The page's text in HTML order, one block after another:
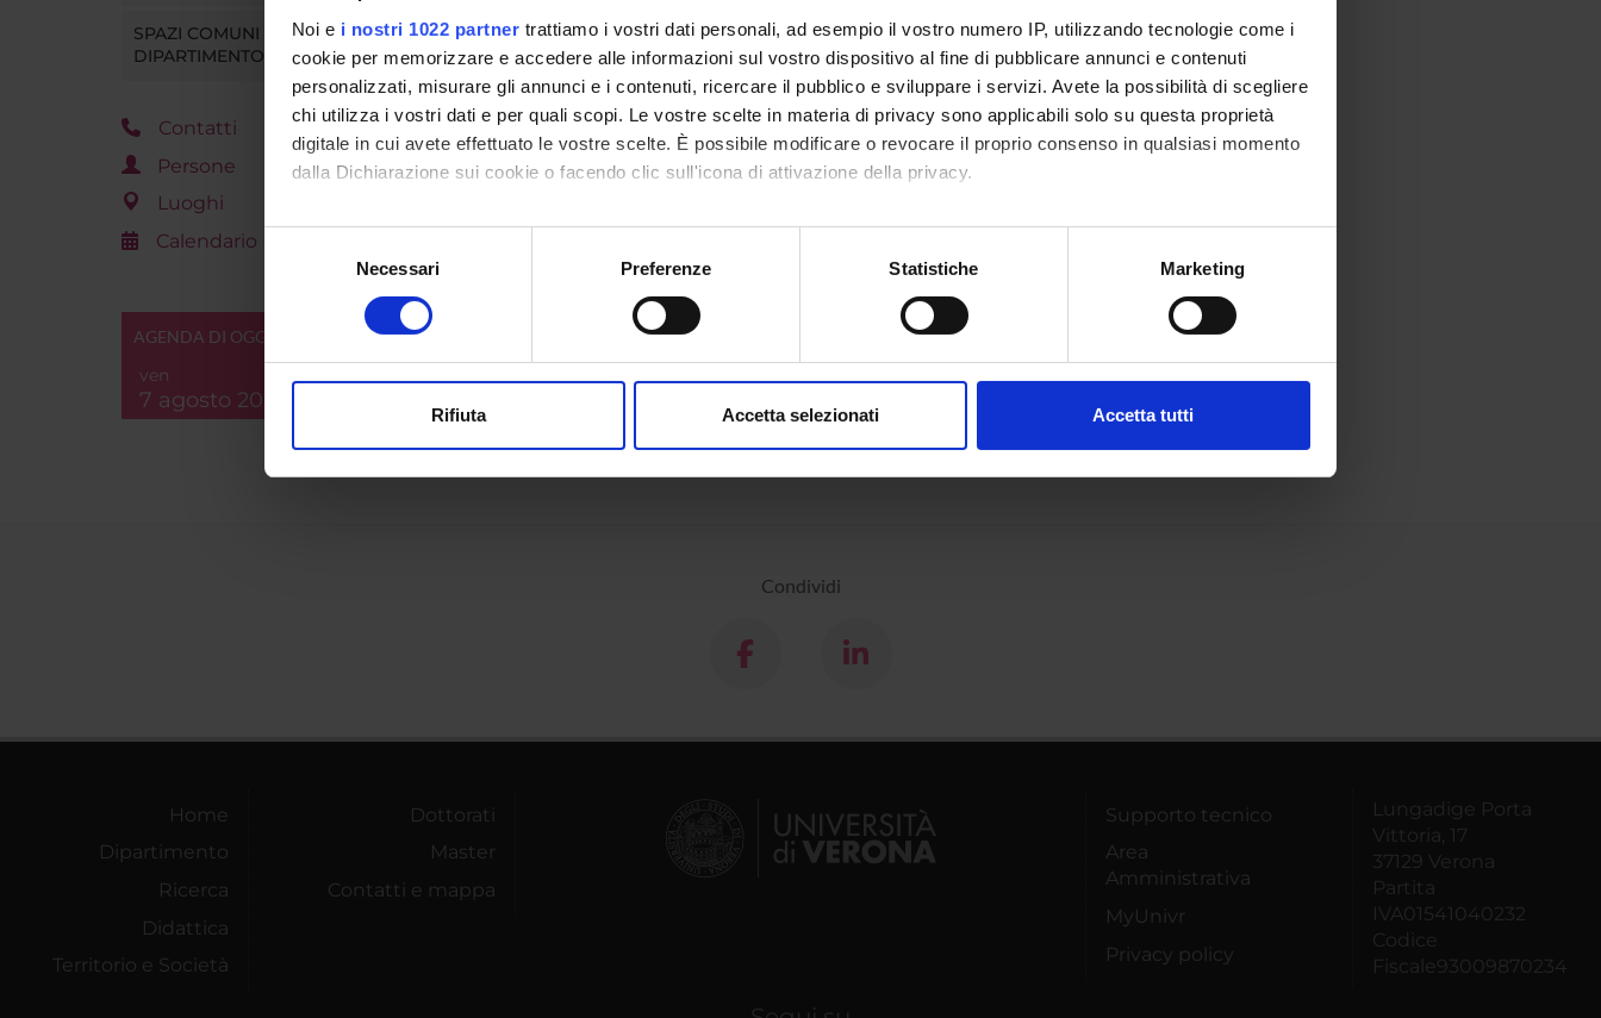
Noi e i nostri 1022 partner trattiamo i vostri dati personali, ad esempio il vostro numero IP, utilizzando tecnologie come i
cookie per memorizzare e accedere alle informazioni sul vostro dispositivo al fine di pubblicare annunci e contenuti
personalizzati, misurare gli annunci e i contenuti, ricercare il pubblico e sviluppare i servizi. Avete la possibilità di scegliere
chi utilizza i vostri dati e per quali scopi. Le vostre scelte in materia di privacy sono applicabili solo su questa proprietà
digitale in cui avete effettuato le vostre scelte. È possibile modificare o revocare il proprio consenso in qualsiasi momento
dalla Dichiarazione sui cookie o facendo clic sull'icona di attivazione della privacy.
Con il tuo consenso, vorremmo anche:
raccogliere informazioni sulla tua posizione geografica, con un'approssimazione di qualche metro,
digitali).
modificare o ritirare il tuo consenso in qualsiasi momento dalla Dichiarazione sui cookie.
Necessari Preferenze Statistiche Marketing
Rifiuta Accetta selezionati Accetta tutti
SPAZI COMUNI DEL
DIPARTIMENTO
Contatti
Persone
Luoghi
Calendario
AGENDA DI OGGI
ven
7 agosto 2026
Condividi
Home
Dipartimento
Ricerca
Didattica
Territorio e Società
Dottorati
Master
Contatti e mappa
Supporto tecnico
Area
Amministrativa
MyUnivr
Privacy policy
Lungadige Porta
Vittoria, 17
37129 Verona
Partita
IVA01541040232
Codice
Fiscale93009870234